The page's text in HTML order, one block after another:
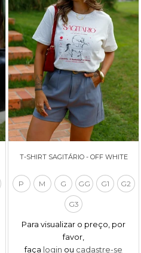
T-SHIRT SAGITÁRIO - OFF WHITE
P M G GG G1 G2
G3
Para visualizar o preço, por
favor,
faça login ou cadastre-se